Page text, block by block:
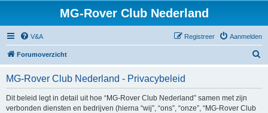
MG-Rover Club Nederland
V&A Aanmelden
Registreer
Forumoverzicht
MG-Rover Club Nederland - Privacybeleid
Dit beleid legt in detail uit hoe “MG-Rover Club Nederland” samen met zijn
verbonden diensten en bedrijven (hierna “wij”, “ons”, “onze”, “MG-Rover Club